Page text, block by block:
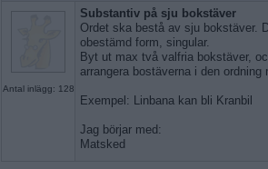
Antal inlägg: 128
Substantiv på sju bokstäver
Ordet ska bestå av sju bokstäver.
obestämd form, singular.
Byt ut max två valfria bokstäver,
arrangera bostäverna i den ordning
Exempel: Linbana kan bli Kranbil
Jag börjar med:
Matsked